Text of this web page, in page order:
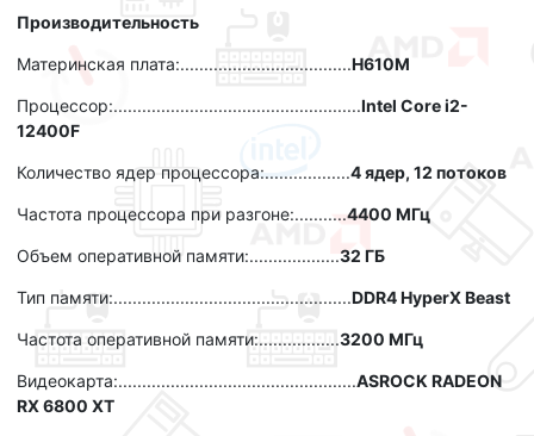
Производительность
Материнская плата:....................................H610M
Процессор:....................................................Intel Core i2-
12400F
Количество ядер процессора:..................4 ядер, 12 потоков
Частота процессора при разгоне:...........4400 МГц
Объем оперативной памяти:...................32 ГБ
Тип памяти:..................................................DDR4 HyperX Beast
Частота оперативной памяти:.................3200 МГц
Видеокарта:..................................................ASROCK RADEON
RX 6800 XT